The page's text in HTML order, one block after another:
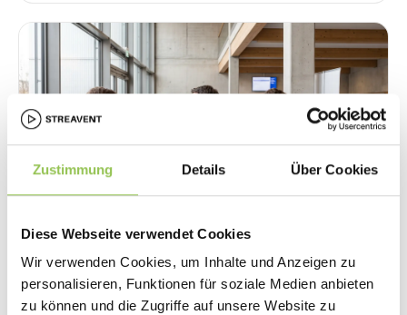
Zustimmung Details Über Cookies
Diese Webseite verwendet Cookies
Wir verwenden Cookies, um Inhalte und Anzeigen zu
personalisieren, Funktionen für soziale Medien anbieten
zu können und die Zugriffe auf unsere Website zu
evenito Alternative: Die besten
Eventmanagement-Tools für DACH im
Vergleich